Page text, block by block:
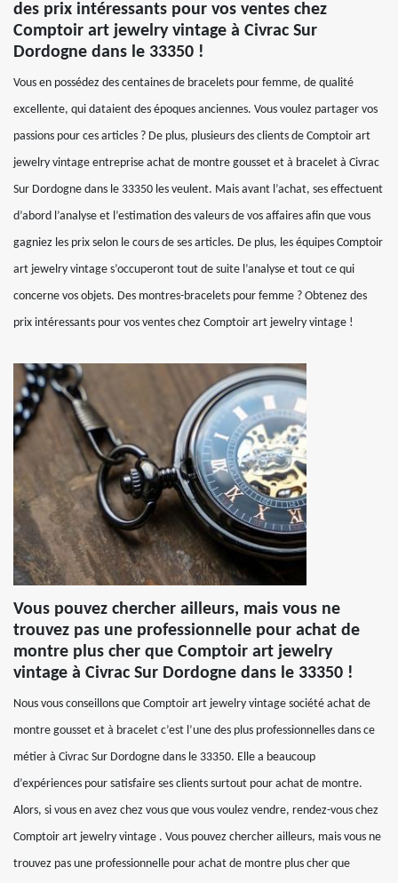
des prix intéressants pour vos ventes chez
Comptoir art jewelry vintage à Civrac Sur
Dordogne dans le 33350 !
Vous en possédez des centaines de bracelets pour femme, de qualité
excellente, qui dataient des époques anciennes. Vous voulez partager vos
passions pour ces articles ? De plus, plusieurs des clients de Comptoir art
jewelry vintage entreprise achat de montre gousset et à bracelet à Civrac
Sur Dordogne dans le 33350 les veulent. Mais avant l’achat, ses effectuent
d’abord l’analyse et l’estimation des valeurs de vos affaires afin que vous
gagniez les prix selon le cours de ses articles. De plus, les équipes Comptoir
art jewelry vintage s’occuperont tout de suite l’analyse et tout ce qui
concerne vos objets. Des montres-bracelets pour femme ? Obtenez des
prix intéressants pour vos ventes chez Comptoir art jewelry vintage !
Vous pouvez chercher ailleurs, mais vous ne
trouvez pas une professionnelle pour achat de
montre plus cher que Comptoir art jewelry
vintage à Civrac Sur Dordogne dans le 33350 !
Nous vous conseillons que Comptoir art jewelry vintage société achat de
montre gousset et à bracelet c’est l’une des plus professionnelles dans ce
métier à Civrac Sur Dordogne dans le 33350. Elle a beaucoup
d’expériences pour satisfaire ses clients surtout pour achat de montre.
Alors, si vous en avez chez vous que vous voulez vendre, rendez-vous chez
Comptoir art jewelry vintage . Vous pouvez chercher ailleurs, mais vous ne
trouvez pas une professionnelle pour achat de montre plus cher que